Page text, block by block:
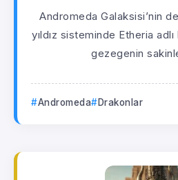
Andromeda Galaksisi’nin
yıldız sisteminde Etheria
gezegenin
Andromeda Drakonlar